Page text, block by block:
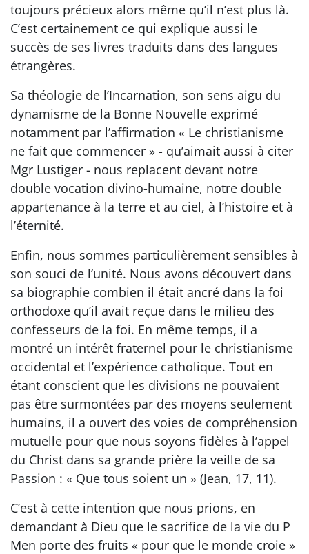
toujours précieux alors même qu’il n’est plus là.
C’est certainement ce qui explique aussi le
succès de ses livres traduits dans des langues
étrangères.
Sa théologie de l’Incarnation, son sens aigu du
dynamisme de la Bonne Nouvelle exprimé
notamment par l’affirmation « Le christianisme
ne fait que commencer » - qu’aimait aussi à citer
Mgr Lustiger - nous replacent devant notre
double vocation divino-humaine, notre double
appartenance à la terre et au ciel, à l’histoire et à
l’éternité.
Enfin, nous sommes particulièrement sensibles à
son souci de l’unité. Nous avons découvert dans
sa biographie combien il était ancré dans la foi
orthodoxe qu’il avait reçue dans le milieu des
confesseurs de la foi. En même temps, il a
montré un intérêt fraternel pour le christianisme
occidental et l’expérience catholique. Tout en
étant conscient que les divisions ne pouvaient
pas être surmontées par des moyens seulement
humains, il a ouvert des voies de compréhension
mutuelle pour que nous soyons fidèles à l’appel
du Christ dans sa grande prière la veille de sa
Passion : « Que tous soient un » (Jean, 17, 11).
C’est à cette intention que nous prions, en
demandant à Dieu que le sacrifice de la vie du P
Men porte des fruits « pour que le monde croie »